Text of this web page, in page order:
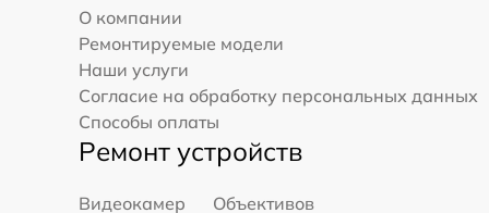
О компании
Ремонтируемые модели
Наши услуги
Согласие на обработку персональных данных
Способы оплаты
Ремонт устройств
Видеокамер
Объективов